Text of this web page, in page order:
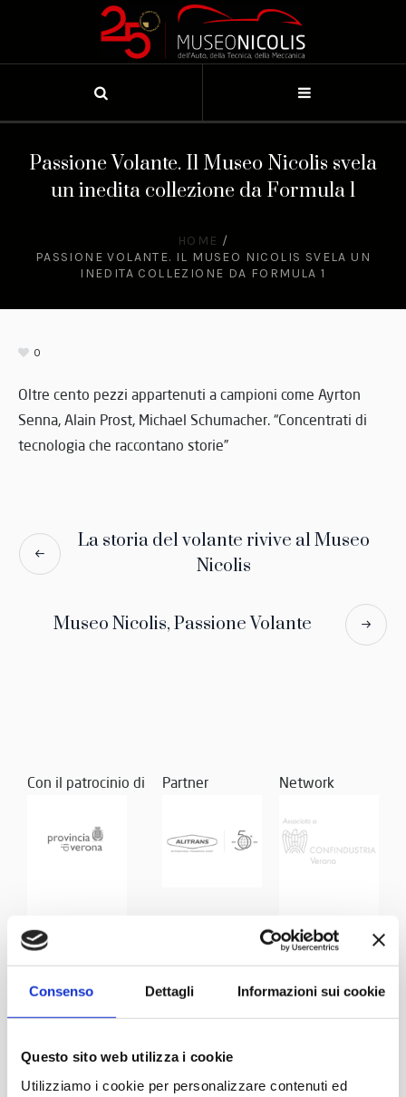
Consenso Dettagli Informazioni sui cookie
Questo sito web utilizza i cookie
Utilizziamo i cookie per personalizzare contenuti ed
Passione Volante. Il Museo Nicolis svela
un inedita collezione da Formula 1
HOME /
PASSIONE VOLANTE. IL MUSEO NICOLIS SVELA UN
INEDITA COLLEZIONE DA FORMULA 1
0
Oltre cento pezzi appartenuti a campioni come Ayrton
Senna, Alain Prost, Michael Schumacher. “Concentrati di
tecnologia che raccontano storie”
La storia del volante rivive al Museo
Nicolis
Museo Nicolis, Passione Volante
Con il patrocinio di Partner Network